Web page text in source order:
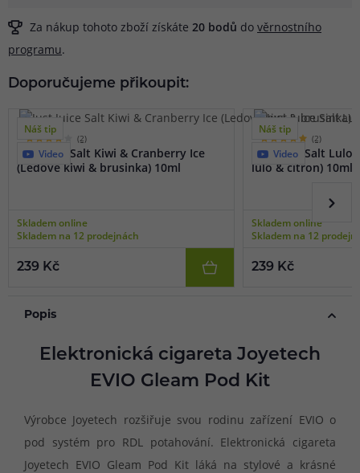
Za nákup tohoto zboží získáte 20 bodů do věrnostního
programu.
Doporučujeme přikoupit:
Náš tip
Video
(2)
Just Juice Salt Kiwi & Cranberry Ice
(Ledové kiwi & brusinka) 10ml
Skladem online
Skladem na 12 prodejnách
239 Kč
Náš tip
Video
(2)
Just Juice Salt
lulo & citron) 10ml
Skladem online
Skladem na 12
239 Kč
Popis
Elektronická cigareta Joyetech
EVIO Gleam Pod Kit
Výrobce Joyetech rozšiřuje svou rodinu zařízení EVIO o
pod systém pro RDL potahování. Elektronická cigareta
Joyetech EVIO Gleam Pod Kit láká na stylové a krásné